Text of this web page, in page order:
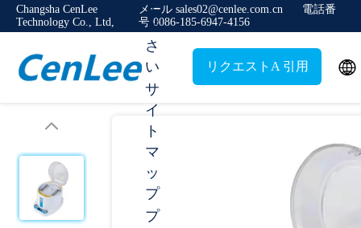
Changsha CenLee
Technology Co., Ltd,
メール sales02@cenlee.com.cn
電話番
号 0086-185-6947-4156
く
だ
さ
い
サ
イ
ト
マ
ッ
プ
プ
リクエストA 引用 